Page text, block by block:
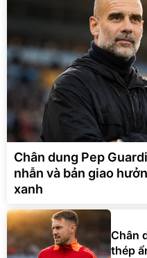
Chân dung Pep
nhẫn và bản giao
xanh
Chân
thép